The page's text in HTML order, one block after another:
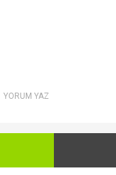
YORUM YAZ